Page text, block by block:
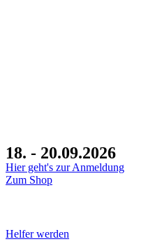
18. - 20.09.2026
Hier geht's zur Anmeldung
Zum Shop
Helfer werden